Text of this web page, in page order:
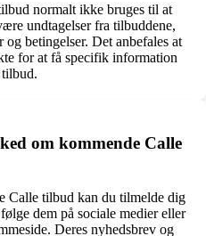
normalt ikke bruges til at
undtagelser fra tilbuddene,
betingelser. Det anbefales at
for at få specifik information
om kommende Calle
Calle tilbud kan du tilmelde dig
dem på sociale medier eller
Deres nyhedsbrev og